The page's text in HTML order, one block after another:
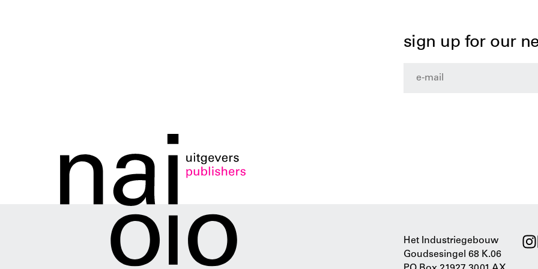
sign up for our
Het Industriegebouw
Goudsesingel 68 K.06